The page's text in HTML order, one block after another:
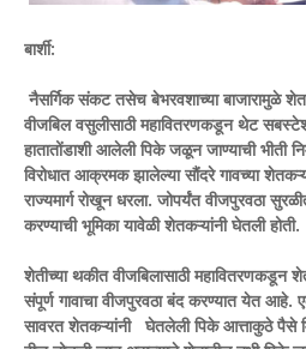
बार्शी:
नैसर्गिक संकट तसेच बेभरवशाच्या बाजारामुळे
वीजबिल वसुलीसाठी महावितरणकडून थेट
हातातोंडाशी आलेली पिके जळून जाण्याची भीती
विरोधात आक्रमक झालेल्या सौंदरे गावच्या
राज्यमार्ग रोखून धरला. जोपर्यंत वीजपुरवठा
करण्याची भूमिका यावेळी शेतकऱ्यांनी घेतली होती.
शेतीच्या थकीत वीजबिलासाठी महावितरणकडून
संपूर्ण गावाचा वीजपुरवठा बंद करण्यात येत आहे.
सावरत शेतकऱ्यांनी घेतलेली पिके आत्ताकुठे पैसे